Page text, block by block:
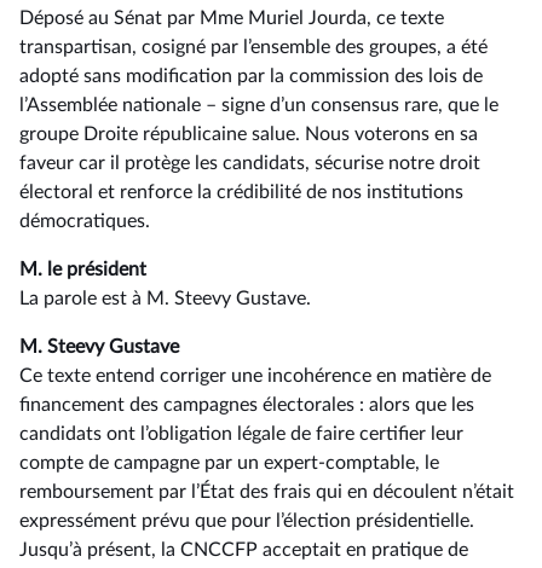
Déposé au Sénat par Mme Muriel Jourda, ce texte
transpartisan, cosigné par l’ensemble des groupes, a été
adopté sans modification par la commission des lois de
l’Assemblée nationale –⁠ signe d’un consensus rare, que le
groupe Droite républicaine salue. Nous voterons en sa
faveur car il protège les candidats, sécurise notre droit
électoral et renforce la crédibilité de nos institutions
démocratiques.
M. le président
La parole est à M. Steevy Gustave.
M. Steevy Gustave
Ce texte entend corriger une incohérence en matière de
financement des campagnes électorales : alors que les
candidats ont l’obligation légale de faire certifier leur
compte de campagne par un expert-comptable, le
remboursement par l’État des frais qui en découlent n’était
expressément prévu que pour l’élection présidentielle.
Jusqu’à présent, la CNCCFP acceptait en pratique de